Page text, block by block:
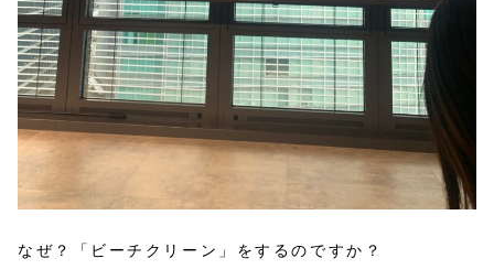
なぜ？「ビーチクリーン」をするのですか？